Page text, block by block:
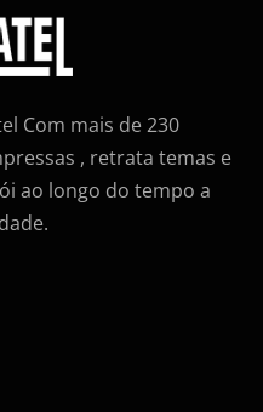
Com mais de 230
, retrata temas e
ao longo do tempo a